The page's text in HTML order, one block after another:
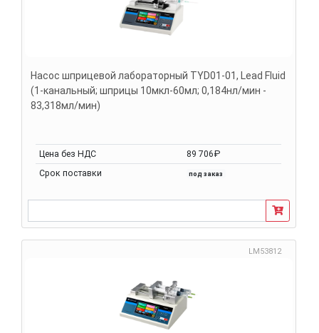
Насос шприцевой лабораторный TYD01-01, Lead Fluid
(1-канальный; шприцы 10мкл-60мл; 0,184нл/мин -
83,318мл/мин)
Цена без НДС
89 706₽
Срок поставки
под заказ
LM53812